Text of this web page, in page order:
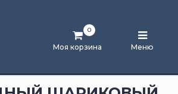
Моя корзина
0
Меню